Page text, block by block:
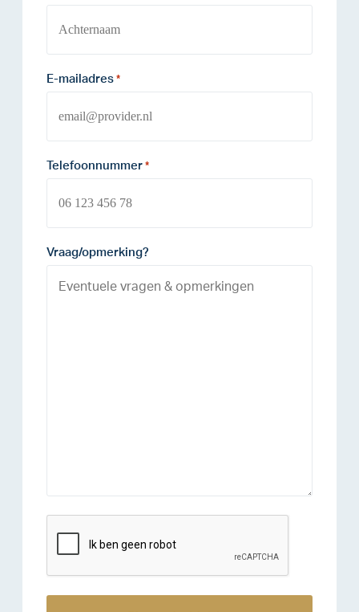
E-mailadres *
Telefoonnummer *
Vraag/opmerking?